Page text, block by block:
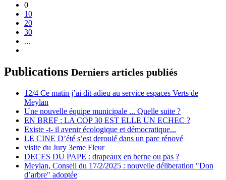
0
10
20
30
...
Publications Derniers articles publiés
12/4 Ce matin j’ai dit adieu au service espaces Verts de
Meylan
Une nouvelle équipe municipale ... Quelle suite ?
EN BREF : LA COP 30 EST ELLE UN ECHEC ?
Existe -t- il avenir écologique et démocratique...
LE CINE D’été s’est deroulé dans un parc rénové
visite du Jury 3eme Fleur
DECES DU PAPE : drapeaux en berne ou pas ?
Meylan, Conseil du 17/2/2025 : nouvelle déliberation "Don
d’arbre" adoptée